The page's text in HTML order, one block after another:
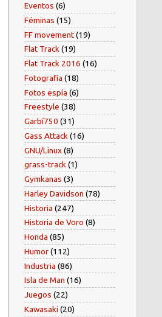
Eventos (6)
Féminas (15)
FF movement(19)
Flat Track(19)
Flat Track 2016 (16)
Fotografía (18)
Fotos espía (6)
Freestyle (38)
Garbí750 (31)
Gass Attack (16)
GNU/Linux(8)
grass-track(1)
Gymkanas (3)
Harley Davidson (78)
Historia (247)
Historia de Voro (8)
Honda (85)
Humor(112)
Industria (86)
Isla de Man (16)
Juegos (22)
Kawasaki (20)